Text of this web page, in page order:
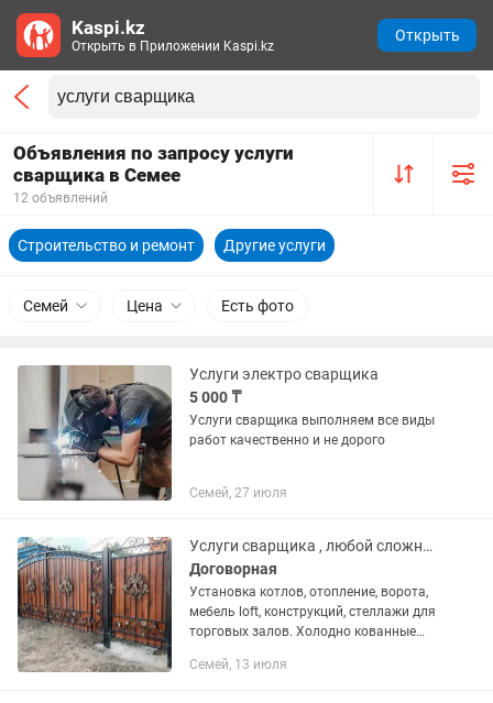
Объявления по запросу услуги
сварщика в Семее
12 объявлений
Строительство и ремонт Другие услуги
Семей Цена Есть фото
Услуги электро сварщика
5 000 ₸
Услуги сварщика выполняем все виды
работ качественно и не дорого
Семей, 27 июля
Услуги сварщика , любой сложности.
Договорная
Установка котлов, отопление, ворота,
мебель loft, конструкций, стеллажи для
торговых залов. Холодно кованные
Семей, 13 июля
Kaspi.kz
Открыть в Приложении Kaspi.kz
Открыть